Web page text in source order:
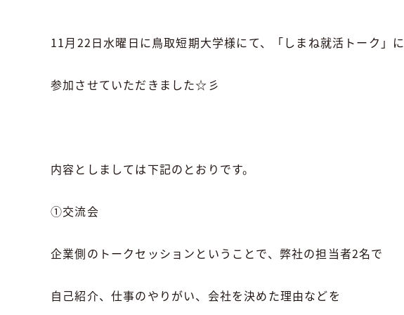
11月22日水曜日に鳥取短期大学様にて、「しまね就活トーク」に
参加させていただきました☆彡
内容としましては下記のとおりです。
①交流会
企業側のトークセッションということで、弊社の担当者2名で
自己紹介、仕事のやりがい、会社を決めた理由などを